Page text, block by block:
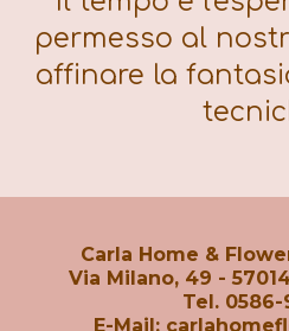
permesso al
affinare la
Carla Home &
Via Milano, 49 -
Tel. 0586-
E-Mail: